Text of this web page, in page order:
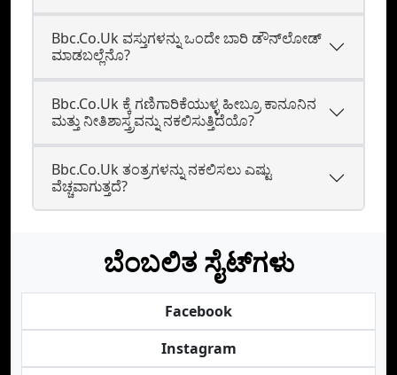
Bbc.Co.Uk ವಸ್ತುಗಳನ್ನು ಒಂದೇ ಬಾರಿ ಡೌನ್‌ಲೋಡ್
ಮಾಡಬಲ್ಲೆನೊ?
Bbc.Co.Uk ಕ್ಕೆ ಗಣಿಗಾರಿಕೆಯುಳ್ಳ ಹೀಬ್ರೂ ಕಾನೂನಿನ
ಮತ್ತು ನೀತಿಶಾಸ್ತ್ರವನ್ನು ನಕಲಿಸುತ್ತಿದೆಯೊ?
Bbc.Co.Uk ತಂತ್ರಗಳನ್ನು ನಕಲಿಸಲು ಎಷ್ಟು
ವೆಚ್ಚವಾಗುತ್ತದೆ?
ಬೆಂಬಲಿತ ಸೈಟ್‌ಗಳು
Facebook
Instagram